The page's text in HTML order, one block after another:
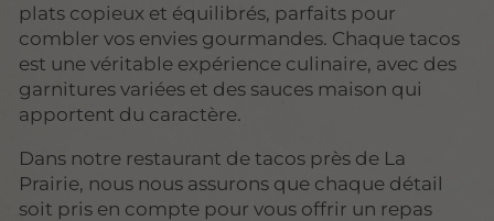
plats copieux et équilibrés, parfaits pour
combler vos envies gourmandes. Chaque tacos
est une véritable expérience culinaire, avec des
garnitures variées et des sauces maison qui
apportent du caractère.
Dans notre restaurant de tacos près de La
Prairie, nous nous assurons que chaque détail
soit pris en compte pour vous offrir un repas